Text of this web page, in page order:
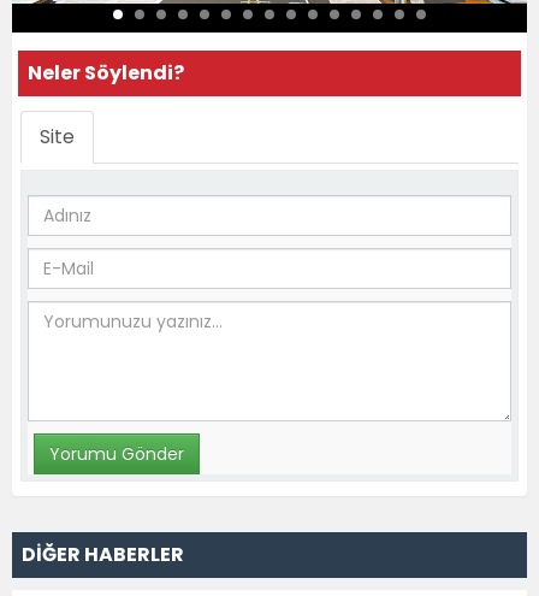
Neler Söylendi?
Site
DİĞER HABERLER